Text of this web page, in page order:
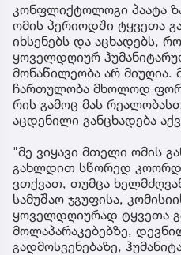
კონფლიქტოლოგი პაატა
ომის პერიოდში ტყვეთა
იხსენებს და აცხადებს,
ყოველდღიურ
მონაწილეობა არ მიუღია.
ჩართულობა მხოლოდ
რის გამოც მას
აცდენილი განცხადება
"მე ვიყავი მთელი ომის
გახლდით სწორედ
ვთქვათ, თუმცა
სამუშაო ჯგუფისა,
ყოველდღიურად ტყვეთა
მოლაპარაკებებზე,
გადმოსვენებაზე,